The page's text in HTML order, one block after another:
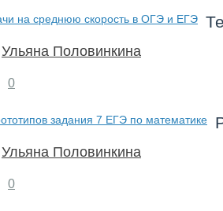
Ульяна Половинкина
0
Ульяна Половинкина
0